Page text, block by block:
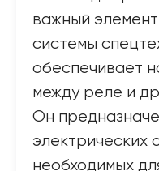
важный
системы
обеспечивает
между реле и
Он
электрических
необходимых